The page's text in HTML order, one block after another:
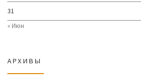
31
« Июн
АРХИВЫ